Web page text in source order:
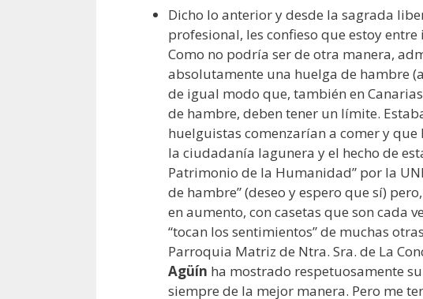
Dicho lo anterior y desde la sagrada
profesional, les confieso que estoy
Como no podría ser de otra manera,
absolutamente una huelga de hambre
de igual modo que, también en
de hambre, deben tener un límite.
huelguistas comenzarían a comer y
la ciudadanía lagunera y el hecho de
Patrimonio de la Humanidad” por la
de hambre” (deseo y espero que sí)
en aumento, con casetas que son cada
“tocan los sentimientos” de muchas
Parroquia Matriz de Ntra. Sra. de La
Agüín ha mostrado respetuosamente
siempre de la mejor manera. Pero me